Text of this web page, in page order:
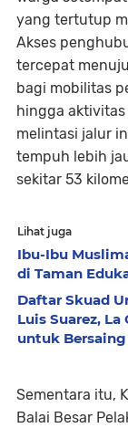
yang tertutup
Akses
tercepat
bagi mobilitas
hingga
melintasi jalur
tempuh lebih
sekitar 53
Lihat juga
Ibu-Ibu
di Taman
Daftar Skuad
Luis Suarez,
untuk Bersaing
Sementara itu,
Balai Besar